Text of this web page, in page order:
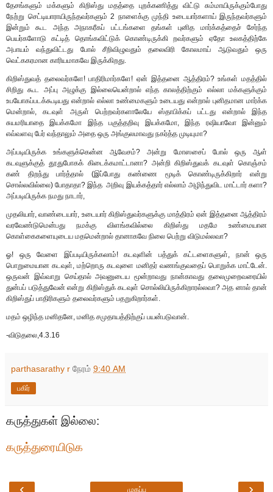
தேசங்களும் மக்களும் கிறிஸ்து மதத்தை புறக்கணித்து விட்டு சும்மாயிருக்கும்போது
நேற்று செட்டியாராயிருந்தவர்களும் 2 நாளைக்கு முந்தி உடையார்களாய் இருந்தவர்களும்
இன்றும் கூட அந்த அநாகரீகப் பட்டங்களை தங்கள் புனித மார்க்கத்தைச் சேர்ந்த
பெயர்களோடு கட்டித் தொங்கவிட்டுக் கொண்டிருக்கி றவர்களும் ஏதோ உலகத்திற்கே
அபாயம் வந்துவிட்டது போல் சீறிவிழுவதும் தலைவிரி கோலமாய் ஆடுவதும் ஒரு
வெட்ககரமான காரியமாகவே இருக்கிறது.
கிறிஸ்துவத் தலைவர்களே! பாதிரிமார்களே! ஏன் இத்தனை ஆத்திரம்? உங்கள் மதத்தில்
சிறிது கூட அப்பு அழுக்கு இல்லையென்றால் எந்த காலத்திற்கும் எல்லா மக்களுக்கும்
உபயோகப்படக்கூடியது என்றால் எல்லா உண்மைகளும் உடையது என்றால் புனிதமான மார்க்க
மென்றால், கடவுள் அருள் பெற்றவர்களாலேயே ஸ்தாபிக்கப் பட்டது என்றால் இந்த
சுயமரியாதை இயக்கமோ இந்த பகுத்தறிவு இயக்கமோ, இந்த ரஷியாவோ இன்னும்
எவ்வளவு பேர் வந்தாலும் அதை ஒரு அங்குலமாவது நகர்த்த முடியுமா?
அப்படியிருக்க உங்களுக்கென்ன ஆவேசம்? அன்று மோஸசைப் போல் ஒரு ஆள்
கடவுளுக்குத் தூதுபோகக் கிடைக்கமாட்டானா? அன்றி கிறிஸ்துவக் கடவுள் கொஞ்சம்
கண் திறந்து பார்த்தால் (இப்போது கண்ணை மூடிக் கொண்டிருக்கிறார் என்று
சொல்லவில்லை) போதாதா? இந்த அறிவு இயக்கத்தார் எல்லாம் அழிந்துவிட மாட்டார் களா?
அப்படியிருக்க நமது நாடார்,
முதலியார், வாண்டையார், உடையார் கிறிஸ்துவர்களுக்கு மாத்திரம் ஏன் இத்தனை ஆத்திரம்
வரவேண்டுமென்பது நமக்கு விளங்கவில்லை கிறிஸ்து மதமே உண்மையான
கொள்கைகளையுடைய மதமென்றால் தானாகவே நிலை பெற்று விடுமல்லவா?
ஓ! ஒரு வேளை இப்படியிருக்கலாம்! கடவுளின் பத்துக் கட்டளைகளுள், நான் ஒரு
பொறுமையான கடவுள், மற்றொரு கடவுளை மனிதர் வணங்குவதைப் பொறுக்க மாட்டேன்.
ஒருவன் இவ்வாறு செய்தால் அவனுடைய மூன்றாவது நான்காவது தலைமுறைவரையில்
துன்பப் படுத்துவேன் என்று கிறிஸ்துக் கடவுள் சொல்லியிருக்கிறாரல்லவா? அத னால் தான்
கிறிஸ்துப் பாதிரிகளும் தலைவர்களும் பதறுகிறார்கள்.
மதம் ஒழிந்த மனிதனே, மனித சமுதாயத்திற்குப் பயன்படுவான்.
-விடுதலை,4.3.16
parthasarathy r நேரம் 9:40 AM
பகிர்
கருத்துகள் இல்லை:
கருத்துரையிடுக
‹ ›
முகப்பு